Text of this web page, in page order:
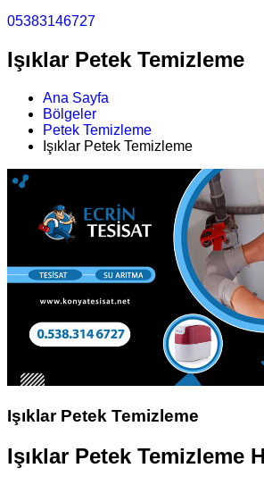
05383146727
Işıklar Petek Temizleme
Ana Sayfa
Bölgeler
Petek Temizleme
Işıklar Petek Temizleme
Işıklar Petek Temizleme
Işıklar Petek Temizleme